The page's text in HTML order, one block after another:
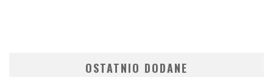
OSTATNIO DODANE